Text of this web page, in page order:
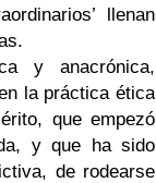
llenan
y anacrónica,
la práctica ética
que empezó
y que ha sido
de rodearse